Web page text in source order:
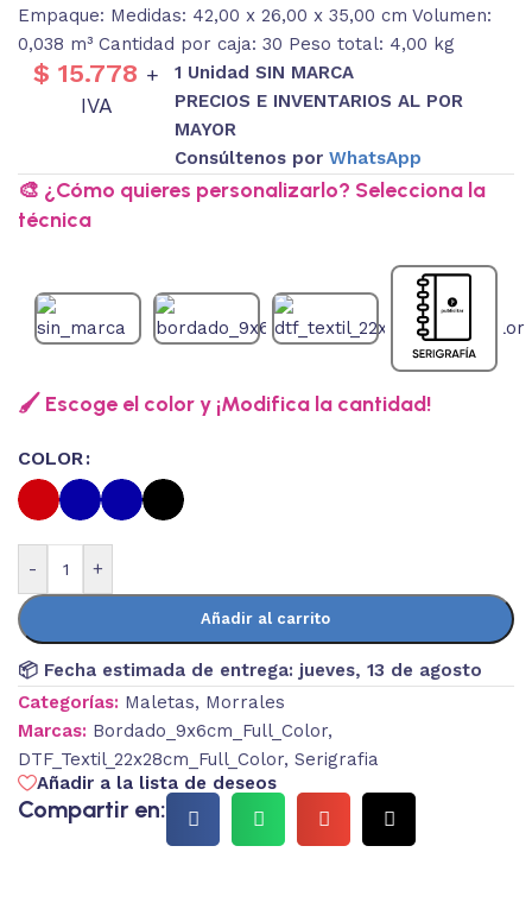
Empaque: Medidas: 42,00 x 26,00 x 35,00 cm Volumen:
0,038 m³ Cantidad por caja: 30 Peso total: 4,00 kg
$ 15.778 +
IVA
1 Unidad SIN MARCA
PRECIOS E INVENTARIOS AL POR
MAYOR
Consúltenos porWhatsApp
🎨 ¿Cómo quieres personalizarlo? Selecciona la
técnica
🖌️ Escoge el color y ¡Modifica la cantidad!
COLOR
- +
Añadir al carrito
📦 Fecha estimada de entrega: jueves, 13 de agosto
Categorías: Maletas, Morrales
Marcas: Bordado_9x6cm_Full_Color,
DTF_Textil_22x28cm_Full_Color, Serigrafia
Añadir a la lista de deseos
Compartir en: